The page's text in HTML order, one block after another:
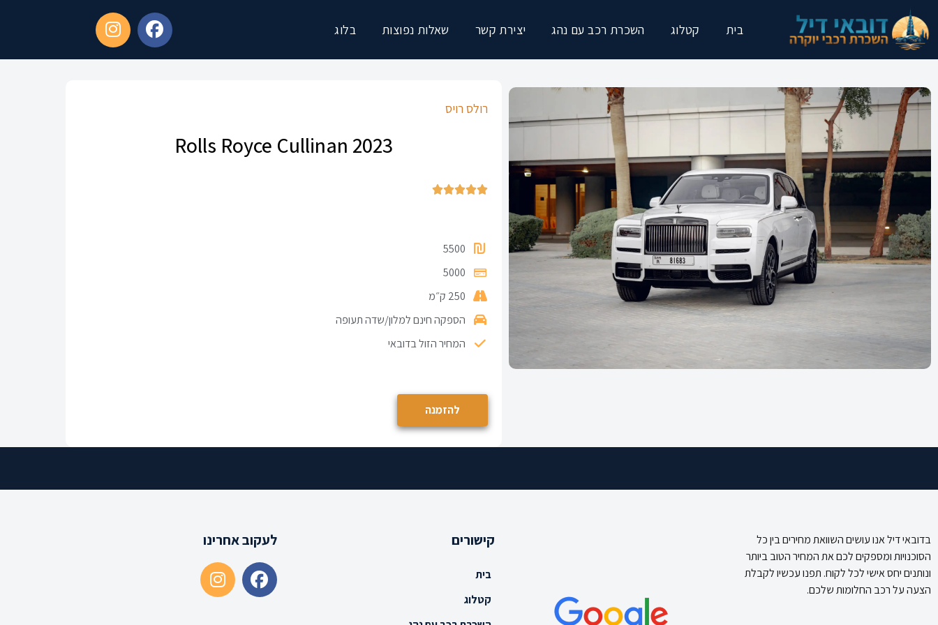
בית קטלוג השכרת רכב עם נהג יצירת קשר שאלות נפוצות בלוג
רולס רויס
Rolls Royce Cullinan 2023





5500
5000
250 ק״מ
הספקה חינם למלון/שדה תעופה
המחיר הזול בדובאי
להזמנה
בדובאי דיל אנו עושים השוואת מחירים בין כל
הסוכנויות ומספקים לכם את המחיר הטוב ביותר
ונותנים יחס אישי לכל לקוח. תפנו עכשיו לקבלת
הצעה על רכב החלומות שלכם.
קישורים
בית
קטלוג
לעקוב אחרינו